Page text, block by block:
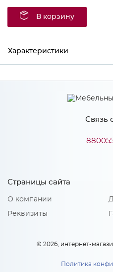
В корзину
Характеристики
Производитель
Связь
Страницы сайта
О компании
Реквизиты
© 2026, интернет-
Политика